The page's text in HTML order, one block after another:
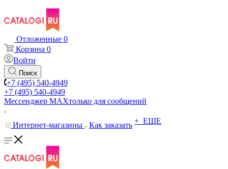
Отложенные 0
Корзина 0
Войти
Поиск
+7 (495) 540-4949
+7 (495) 540-4949
Мессенджер МАХтолько для сообщений
Интернет-магазины Как заказать + ЕЩЕ